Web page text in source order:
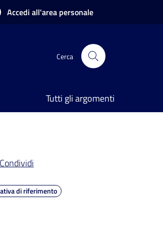
Accedi all'area personale
Cerca
Tutti gli argomenti
Condividi
di riferimento